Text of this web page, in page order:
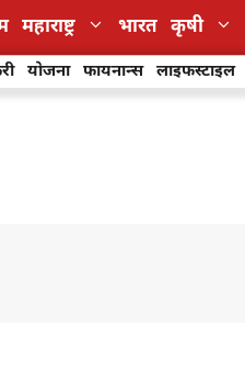
महाराष्ट्र भारत कृषी
योजना फायनान्स लाइफस्टाइल